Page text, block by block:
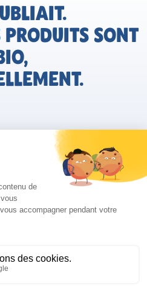
SONT
FR
Bjorg pour les pros
de confidentialité
de nos produits sur le site